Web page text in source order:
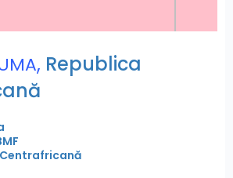
, Republica